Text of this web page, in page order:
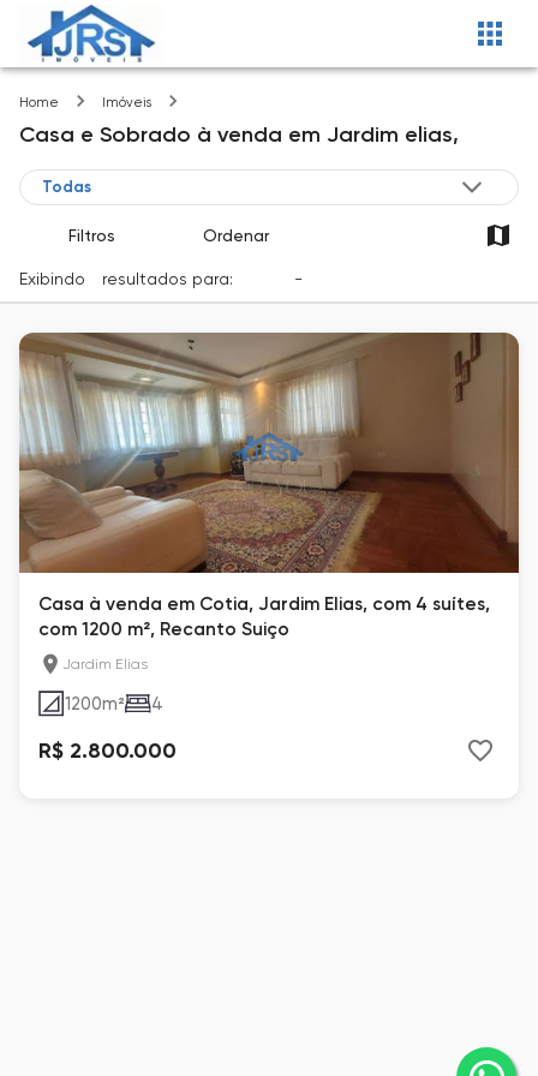
Home Imóveis
Casa e Sobrado à venda em Jardim elias,
Filtros Ordenar
Exibindo resultados para: -
Casa à venda em Cotia, Jardim Elias, com 4 suítes,
com 1200 m², Recanto Suiço
Jardim Elias
1200m² 4
R$ 2.800.000